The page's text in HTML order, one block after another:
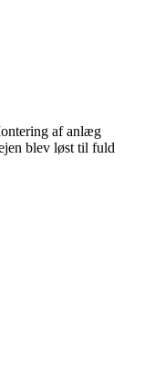
af anlæg
blev løst til fuld